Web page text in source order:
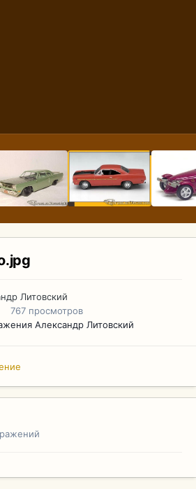
Литовский
767 просмотров
Александр Литовский